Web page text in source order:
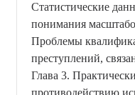
Статистические
понимания
Проблемы
преступлений,
Глава 3.
противодействию